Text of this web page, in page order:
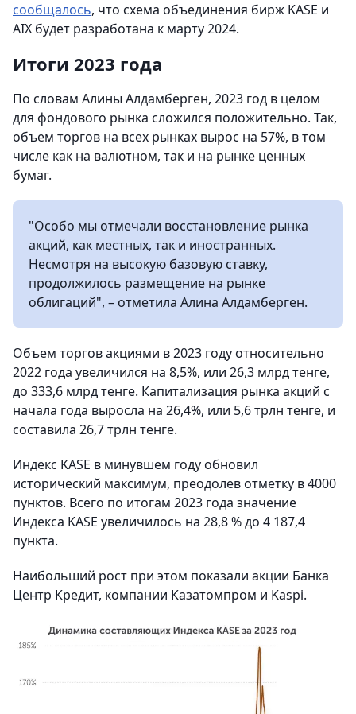
сообщалось, что схема объединения бирж KASE и
AIX будет разработана к марту 2024.
Итоги 2023 года
По словам Алины Алдамберген, 2023 год в целом
для фондового рынка сложился положительно. Так,
объем торгов на всех рынках вырос на 57%, в том
числе как на валютном, так и на рынке ценных
бумаг.
"Особо мы отмечали восстановление рынка
акций, как местных, так и иностранных.
Несмотря на высокую базовую ставку,
продолжилось размещение на рынке
облигаций", – отметила Алина Алдамберген.
Объем торгов акциями в 2023 году относительно
2022 года увеличился на 8,5%, или 26,3 млрд тенге,
до 333,6 млрд тенге. Капитализация рынка акций с
начала года выросла на 26,4%, или 5,6 трлн тенге, и
составила 26,7 трлн тенге.
Индекс KASE в минувшем году обновил
исторический максимум, преодолев отметку в 4000
пунктов. Всего по итогам 2023 года значение
Индекса KASE увеличилось на 28,8 % до 4 187,4
пункта.
Наибольший рост при этом показали акции Банка
Центр Кредит, компании Казатомпром и Kaspi.